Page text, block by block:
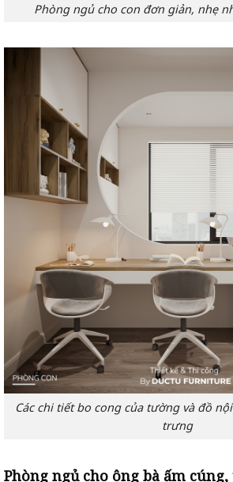
Phòng ngủ cho con đơn giản, nhẹ
Các chi tiết bo cong của tường và đồ
trưng
Phòng ngủ cho ông bà ấm